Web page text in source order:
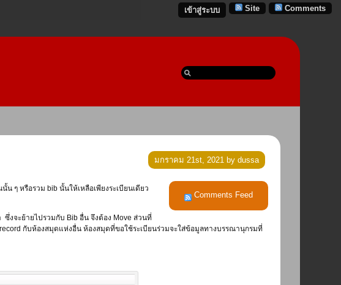
Comments
Site
เข้าสู่ระบบ
มกราคม 21st, 2021 by dussa
Comments Feed
ซึ่งจะย้ายไปรวมกับ Bib อื่น จึงต้อง Move ส่วนที่
กับห้องสมุดแห่งอื่น ห้องสมุดที่ขอใช้ระเบียนร่วมจะใส่ข้อมูลทางบรรณานุกรมที่